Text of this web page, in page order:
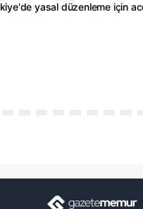
yasal düzenleme için